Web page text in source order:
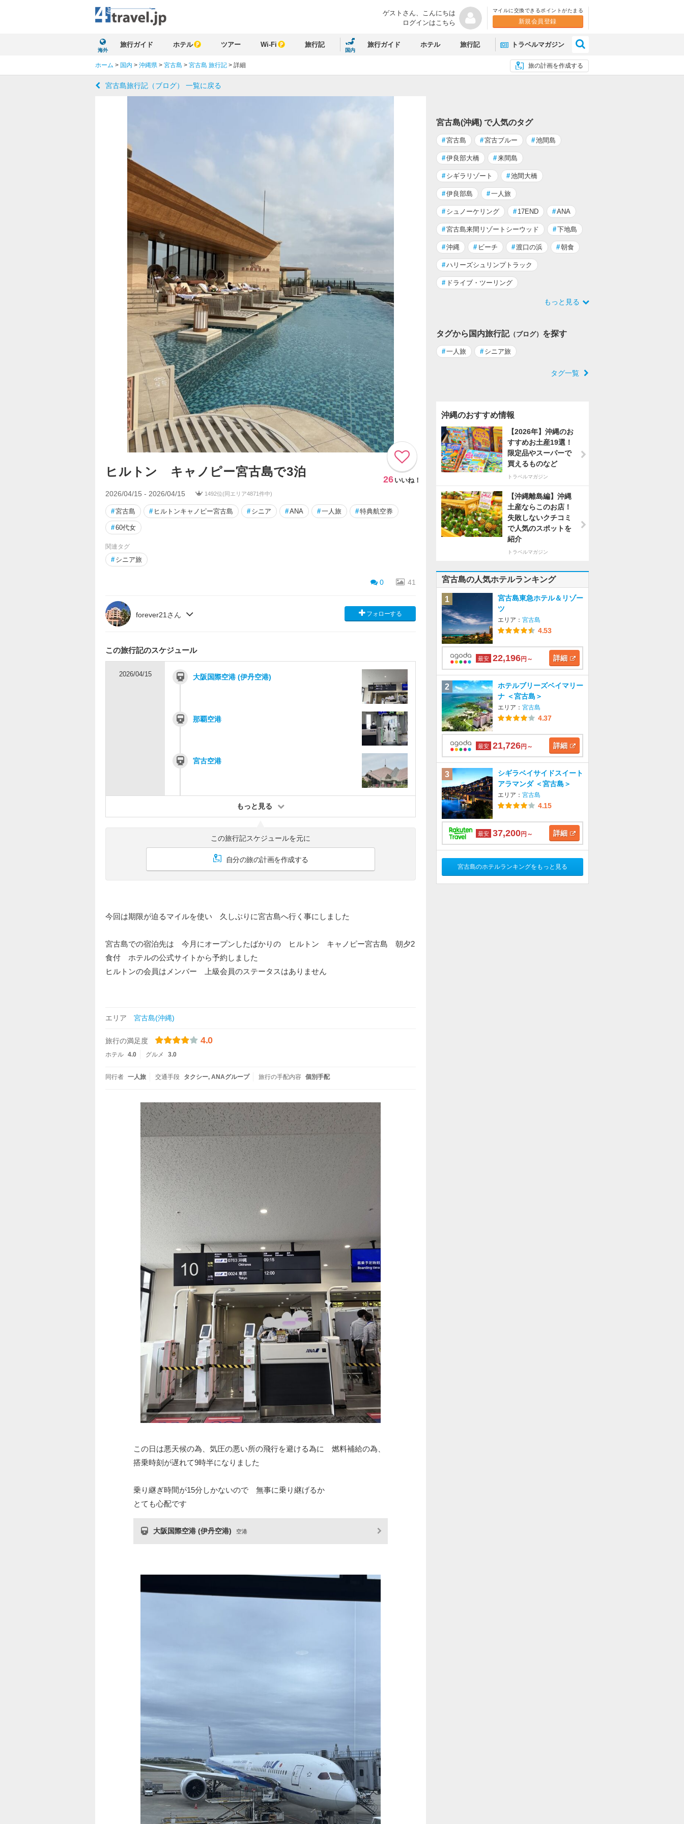
ゲストさん、 こんにちは
ログインはこちら
マイルに交換できるポイントがたまる
新規会員登録
海外
旅行ガイド ホテル ツアー Wi-Fi 旅行記
国内
旅行ガイド ホテル 旅行記 トラベルマガジン
旅の計画を作成する
ホーム > 国内 > 沖縄県 > 宮古島 > 宮古島 旅行記 > 詳細
宮古島旅行記（ブログ） 一覧に戻る
ヒルトン キャノピー宮古島で3泊
26 いいね！
2026/04/15 - 2026/04/15 1492位(同エリア4871件中)
#宮古島 # ヒルトンキャノピー宮古島 # シニア #ANA #一人旅 #特典航空券
#60代女
関連タグ
# シニア旅
0 41
forever21さん フォローする
この旅行記のスケジュール
2026/04/15 大阪国際空港 (伊丹空港)
那覇空港
宮古空港
もっと見る
この旅行記スケジュールを元に
自分の旅の計画を作成する
今回は期限が迫るマイルを使い 久しぶりに宮古島へ行く事にしました
宮古島での宿泊先は 今月にオープンしたばかりの ヒルトン キャノピー宮古島 朝夕2
食付 ホテルの公式サイトから予約しました
ヒルトンの会員はメンバー 上級会員のステータスはありません
エリア 宮古島(沖縄)
旅行の満足度 4.0
ホテル 4.0 グルメ 3.0
同行者 一人旅 交通手段 タクシー ANAグループ 旅行の手配内容 個別手配
この日は悪天候の為、気圧の悪い所の飛行を避ける為に 燃料補給の為、
搭乗時刻が遅れて9時半になりました
乗り継ぎ時間が15分しかないので 無事に乗り継げるか
とても心配です
大阪国際空港 (伊丹空港) 空港
宮古島(沖縄) で人気のタグ
#宮古島 #宮古ブルー #池間島
#伊良部大橋 #来間島
# シギラリゾート #池間大橋
#伊良部島 #一人旅
# シュノーケリング # 17END #ANA
#宮古島来間リゾートシーウッド #下地島
#沖縄 # ビーチ #渡口の浜 #朝食
#ハリーズシュリンプトラック
# ドライブ・ツーリング
もっと見る
タグから国内旅行記（ブログ） を探す
#一人旅 # シニア旅
タグ一覧
沖縄のおすすめ情報
【2026年】沖縄のお
すすめお土産19選！
限定品やスーパーで
買えるものなど
トラベルマガジン
【沖縄離島編】沖縄
土産ならこのお店！
失敗しないクチコミ
で人気のスポットを
紹介
トラベルマガジン
宮古島の人気ホテルランキング
1
宮古島東急ホテル＆リゾー
ツ
エリア： 宮古島
4.53
最安 22,196円～ 詳細
2
ホテルブリーズベイマリー
ナ ＜宮古島＞
エリア： 宮古島
4.37
最安 21,726円～ 詳細
3
シギラベイサイドスイート
アラマンダ ＜宮古島＞
エリア： 宮古島
4.15
最安 37,200円～ 詳細
宮古島のホテルランキングをもっと見る